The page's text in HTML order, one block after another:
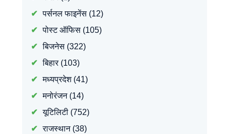
पर्सनल फाइनेंस(12)
पोस्ट ऑफिस(105)
बिजनेस(322)
बिहार(103)
मध्यप्रदेश(41)
मनोरंजन(14)
यूटिलिटी(752)
राजस्थान(38)